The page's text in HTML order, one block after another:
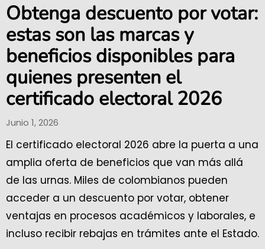
Obtenga descuento por votar:
estas son las marcas y
beneficios disponibles para
quienes presenten el
certificado electoral 2026
Junio 1, 2026
El certificado electoral 2026 abre la puerta a una
amplia oferta de beneficios que van más allá
de las urnas. Miles de colombianos pueden
acceder a un descuento por votar, obtener
ventajas en procesos académicos y laborales, e
incluso recibir rebajas en trámites ante el Estado.